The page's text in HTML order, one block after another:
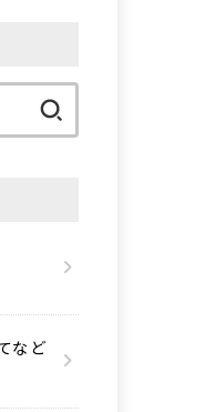
など